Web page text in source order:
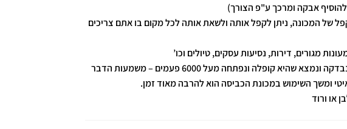
להוסיף אבקה ומרכך ע"פ הצורך)
של המכונה, ניתן לקפל אותה ולשאת אותה לכל מקום בו אתם צריכים
מגורים, דירות, נסיעות עסקים, טיולים וכו’
מיני מכונת הכביסה נבדקה ונמצא שהיא קופלה ונפתחה מעל 6000 פעמים – משמעות הדבר
ומשך השימוש במכונת הכביסה הוא להרבה מאוד זמן.